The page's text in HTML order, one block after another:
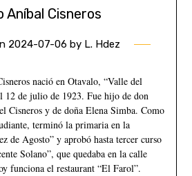
Aníbal Cisneros
2024-07-06 by L. Hdez
nació en Otavalo, “Valle del
12 de julio de 1923. Fue hijo de don
Cisneros y de doña Elena Simba. Como
terminó la primaria en la
de Agosto” y aprobó hasta tercer curso
Solano”, que quedaba en la calle
funciona el restaurant “El Farol”.